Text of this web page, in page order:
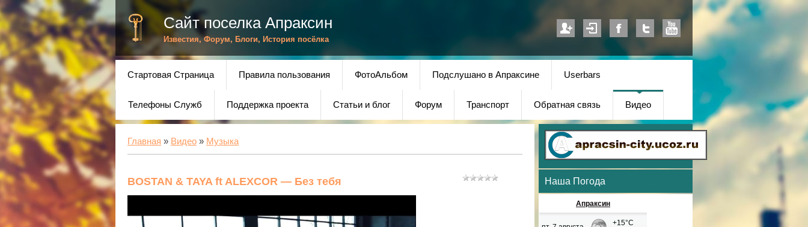
Сайт поселка Апраксин
Известия, Форум, Блоги, История посёлка
Стартовая Страница Правила пользования ФотоАльбом Подслушано в Апраксине Userbars
Телефоны Служб Поддержка проекта Статьи и блог Форум Транспорт Обратная связь Видео
Главная » Видео » Музыка
BOSTAN & TAYA ft ALEXCOR — Без тебя Наша Погода
Апраксин